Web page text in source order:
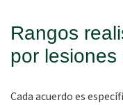
Rangos
por lesiones
Cada acuerdo es